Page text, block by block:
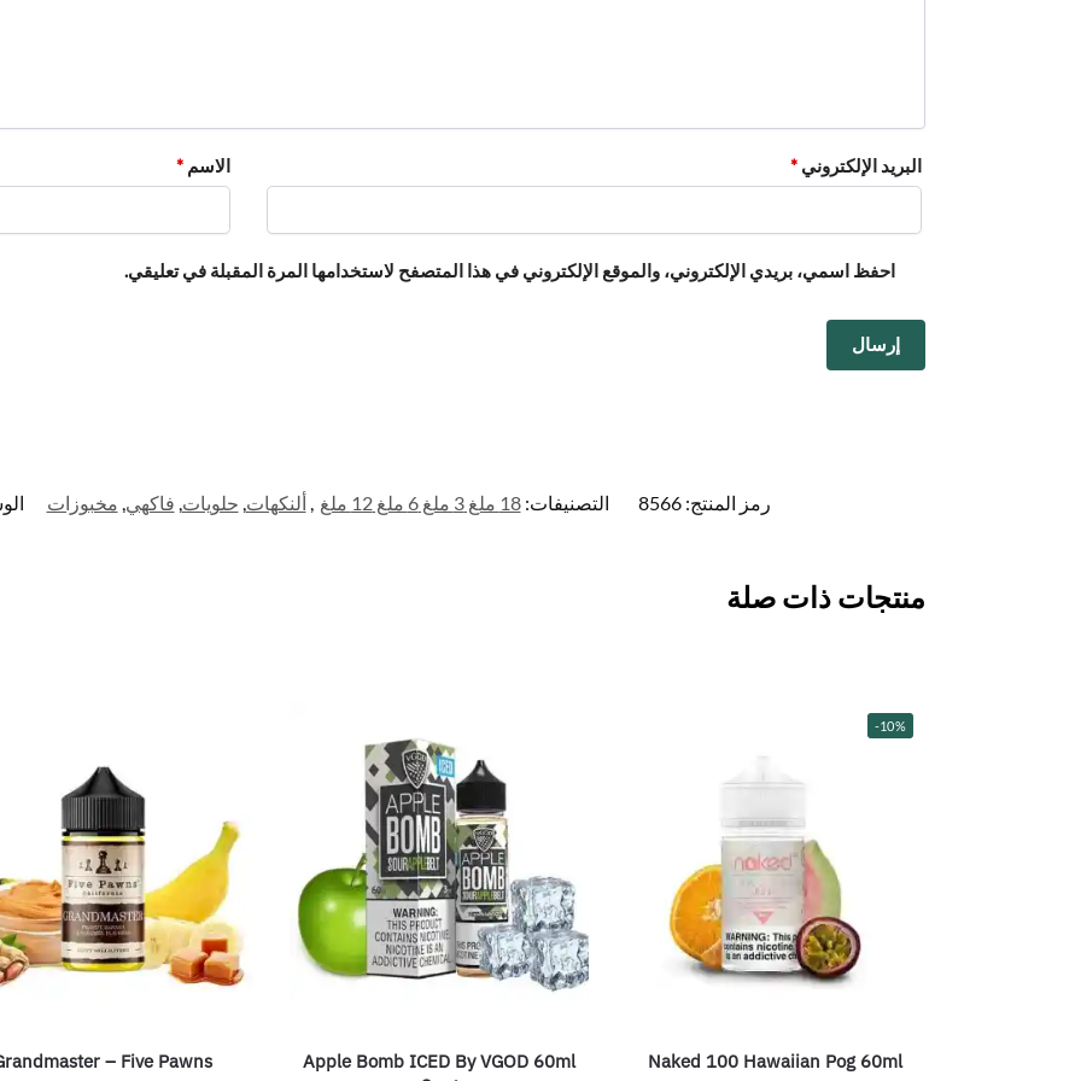
الاسم * البريد الإلكتروني*
احفظ اسمي، بريدي الإلكتروني، والموقع الإلكتروني في هذا المتصفح لاستخدامها المرة المقبلة في تعليقي.
رمز المنتج:8566 التصنيفات:18 ملغ 3 ملغ 6 ملغ 12 ملغ ,ألنكهات, حلويات, فاكهي, مخبوزات
منتجات ذات صلة
-10%
Naked 100 Hawaiian Pog 60ml
Apple Bomb ICED By VGOD 60ml
– Five Pawns